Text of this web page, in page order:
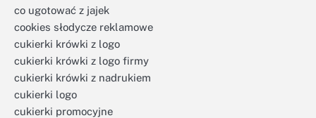
co ugotować z jajek
cookies słodycze reklamowe
cukierki krówki z logo
cukierki krówki z logo firmy
cukierki krówki z nadrukiem
cukierki logo
cukierki promocyjne